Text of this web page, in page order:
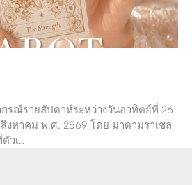
กรณ์รายสัปดาห์ระหว่างวันอาทิตย์ที่ 26
งหาคม พ.ศ. 2569 โดย​ มาดามราเชล
วเ…